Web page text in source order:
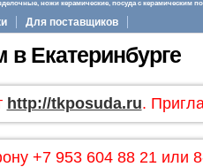
ножи керамические, посуда с керамическим
Для поставщиков
в Екатеринбурге
http://tkposuda.ru.
+7 953 604 88 21 или